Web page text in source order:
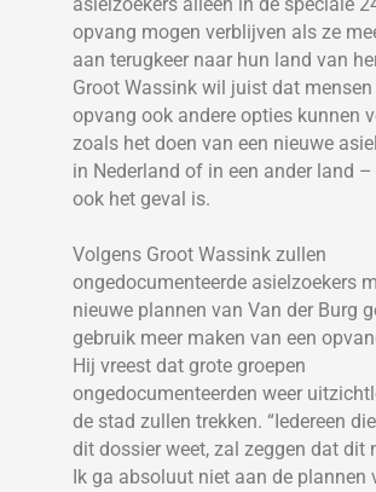
asielzoekers alleen in de speciale
opvang mogen verblijven als ze
aan terugkeer naar hun land van
Groot Wassink wil juist dat
opvang ook andere opties kunnen
zoals het doen van een nieuwe
in Nederland of in een ander land
ook het geval is.
Volgens Groot Wassink zullen
ongedocumenteerde asielzoekers
nieuwe plannen van Van der Burg
gebruik meer maken van een
Hij vreest dat grote groepen
ongedocumenteerden weer
de stad zullen trekken. “Iedereen
dit dossier weet, zal zeggen dat dit
Ik ga absoluut niet aan de plannen